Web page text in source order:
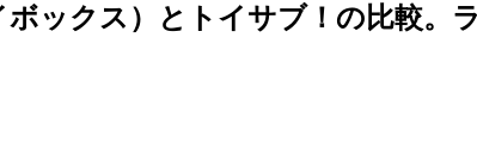
ックス）とトイサブ！の比較。